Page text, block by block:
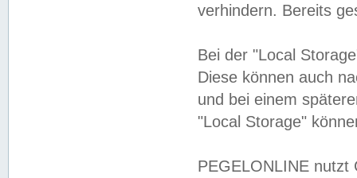
verhindern. Bereits
Bei der "Local
Diese können auch
und bei einem
"Local Storage"
PEGELONLINE nutzt